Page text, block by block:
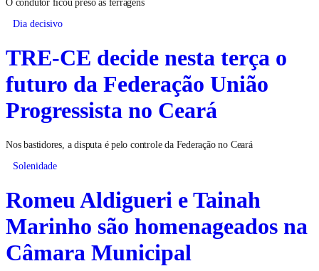
O condutor ficou preso às ferragens
Dia decisivo
TRE-CE decide nesta terça o
futuro da Federação União
Progressista no Ceará
Nos bastidores, a disputa é pelo controle da Federação no Ceará
Solenidade
Romeu Aldigueri e Tainah
Marinho são homenageados na
Câmara Municipal